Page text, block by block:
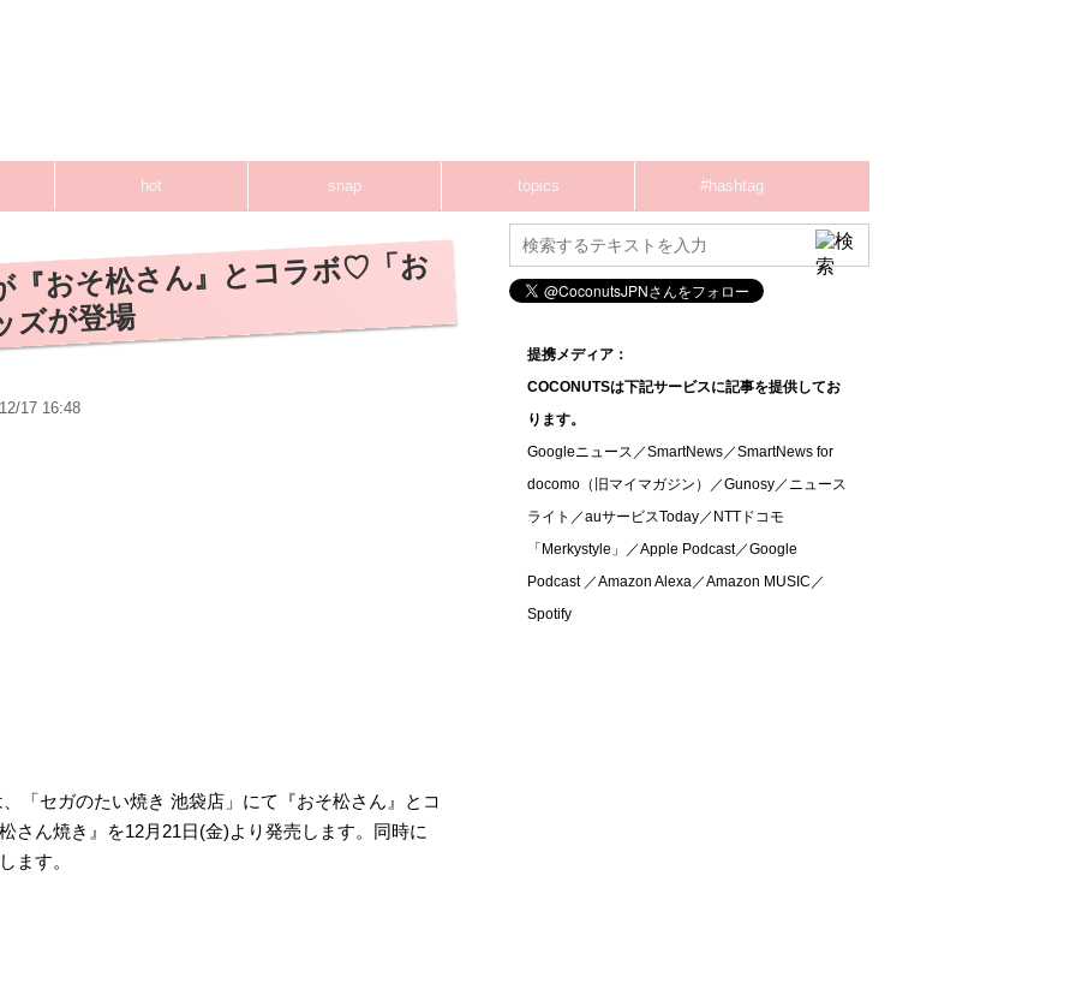
hot snap topics #hashtag
おそ松さん』とコラボ♡「お
ズが登場
17 16:48
「セガのたい焼き 池袋店」にて『おそ松さん』とコ
さん焼き』を12月21日(金)より発売します。同時に
ます。
提携メディア：
COCONUTSは下記サービスに記事を提供してお
ります。
Googleニュース／SmartNews／SmartNews for
docomo（旧マイマガジン）／Gunosy／ニュース
ライト／auサービスToday／NTTドコモ
「Merkystyle」／Apple Podcast／Google
Podcast ／Amazon Alexa／Amazon MUSIC／
Spotify